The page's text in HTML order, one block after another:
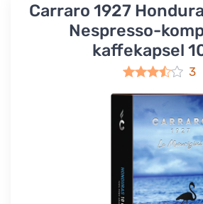
Carraro 1927
Nespresso-
kaffekapsel
3